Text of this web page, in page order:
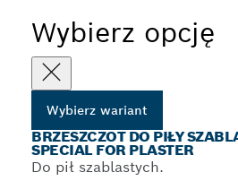
Wybierz opcję
Wybierz wariant
BRZESZCZOT DO PIŁY
SPECIAL FOR PLASTER
Do pił szablastych.